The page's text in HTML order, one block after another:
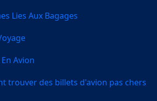
Lies Aux Bagages
Avion
trouver des billets d'avion pas chers